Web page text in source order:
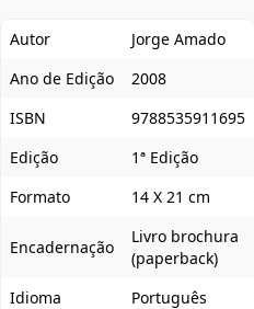
Autor
Jorge Amado
Ano de Edição
2008
ISBN
9788535911695
Edição
1ª Edição
Formato
14 X 21 cm
Encadernação
Livro brochura
(paperback)
Idioma
Português